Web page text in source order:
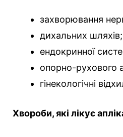
захворювання
дихальних шляхів;
ендокринної
опорно-рухового
гінекологічні
Хвороби, які лікує